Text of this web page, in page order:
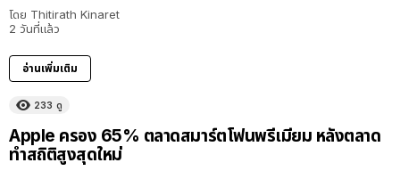
โดย Thitirath Kinaret
2 วันที่แล้ว
อ่านเพิ่มเติม
233 ดู
Apple ครอง 65% ตลาดสมาร์ตโฟนพรีเมียม หลังตลาด
ทำสถิติสูงสุดใหม่